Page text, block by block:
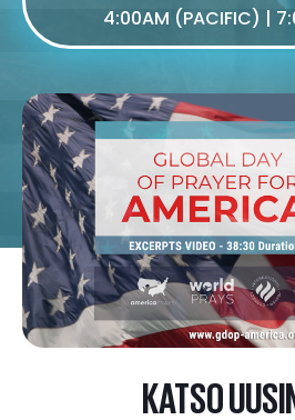
4:00AM (PACIFIC) |
KATSO